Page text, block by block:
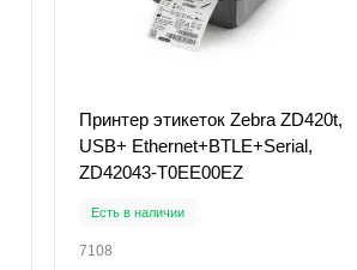
Принтер этикеток Zebra ZD420t,
USB+ Ethernet+BTLE+Serial,
ZD42043-Т0EE00EZ
Есть в наличии
7108